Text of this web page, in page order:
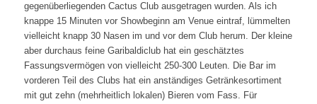
gegenüberliegenden Cactus Club ausgetragen wurden. Als ich
knappe 15 Minuten vor Showbeginn am Venue eintraf, lümmelten
vielleicht knapp 30 Nasen im und vor dem Club herum. Der kleine
aber durchaus feine Garibaldiclub hat ein geschätztes
Fassungsvermögen von vielleicht 250-300 Leuten. Die Bar im
vorderen Teil des Clubs hat ein anständiges Getränkesortiment
mit gut zehn (mehrheitlich lokalen) Bieren vom Fass. Für